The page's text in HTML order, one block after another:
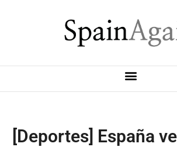
[Deportes] España